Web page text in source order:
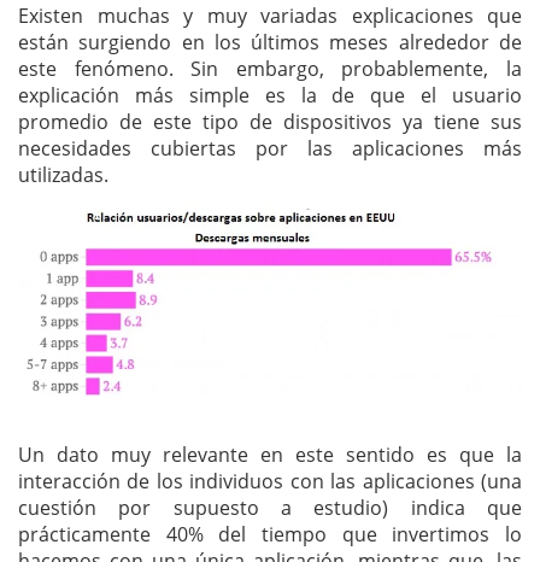
Existen muchas y muy variadas explicaciones que
están surgiendo en los últimos meses alrededor de
este fenómeno. Sin embargo, probablemente, la
explicación más simple es la de que el usuario
promedio de este tipo de dispositivos ya tiene sus
necesidades cubiertas por las aplicaciones más
utilizadas.
Un dato muy relevante en este sentido es que la
interacción de los individuos con las aplicaciones (una
cuestión por supuesto a estudio) indica que
prácticamente 40% del tiempo que invertimos lo